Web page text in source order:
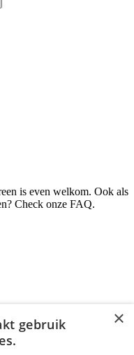
is even welkom. Ook als
Check onze FAQ.
×
gebruik